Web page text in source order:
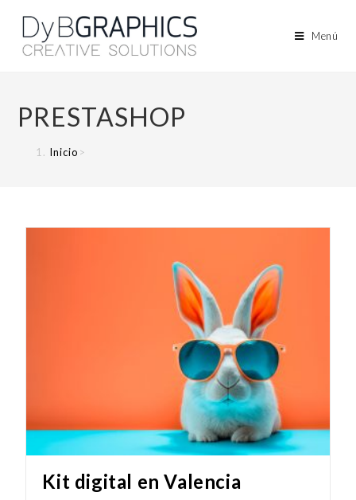
Menú
PRESTASHOP
Inicio >
Kit digital en Valencia